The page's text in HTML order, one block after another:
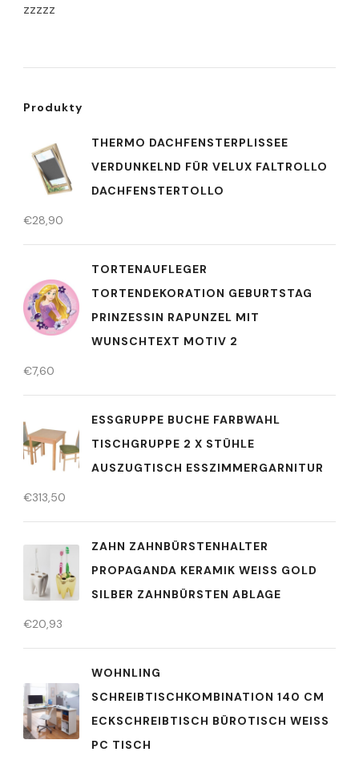
zzzzz
Produkty
THERMO DACHFENSTERPLISSEE
VERDUNKELND FÜR VELUX FALTROLLO
DACHFENSTERTOLLO
€28,90
TORTENAUFLEGER
TORTENDEKORATION GEBURTSTAG
PRINZESSIN RAPUNZEL MIT
WUNSCHTEXT MOTIV 2
€7,60
ESSGRUPPE BUCHE FARBWAHL
TISCHGRUPPE 2 X STÜHLE
AUSZUGTISCH ESSZIMMERGARNITUR
€313,50
ZAHN ZAHNBÜRSTENHALTER
PROPAGANDA KERAMIK WEISS GOLD S
ILBER ZAHNBÜRSTEN ABLAGE
€20,93
WOHNLING
SCHREIBTISCHKOMBINATION 140 CM
ECKSCHREIBTISCH BÜROTISCH WEISS P
C TISCH